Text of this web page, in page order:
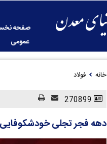
صفحه
عمومی
خانه فولاد
دهه فجر تجلی خودشکوفایی